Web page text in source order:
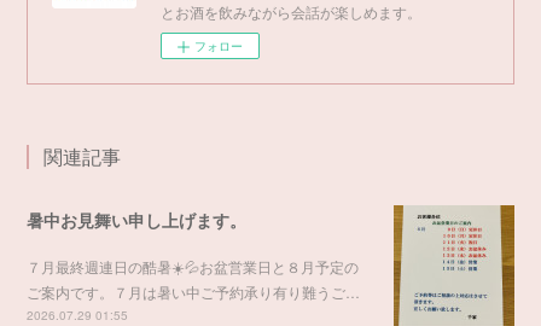
とお酒を飲みながら会話が楽しめます。
フォロー
関連記事
暑中お見舞い申し上げます。
７月最終週連日の酷暑☀️💦お盆営業日と８月予定の
ご案内です。７月は暑い中ご予約承り有り難うご…
2026.07.29 01:55